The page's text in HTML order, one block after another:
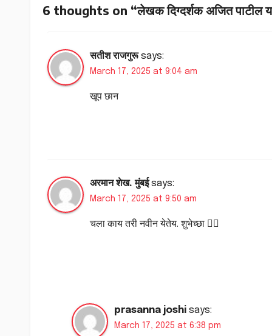
6 thoughts on “लेखक दिग्दर्शक अजित पाटील
सतीश राजगुरू says:
March 17, 2025 at 9:04 am
खूप छान
अरमान शेख. मुंबई says:
March 17, 2025 at 9:50 am
चला काय तरी नवीन येतेय. शुभेच्छा 👍🏻
prasanna joshi says:
March 17, 2025 at 6:38 pm